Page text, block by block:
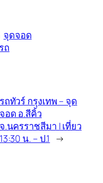
จุดจอด
ถ
รถทัวร์ กรุงเทพ – จุด
จอด อ.สีคิ้ว
จ.นครราชสีมา | เที่ยว
13:30 น. – ป.1 →